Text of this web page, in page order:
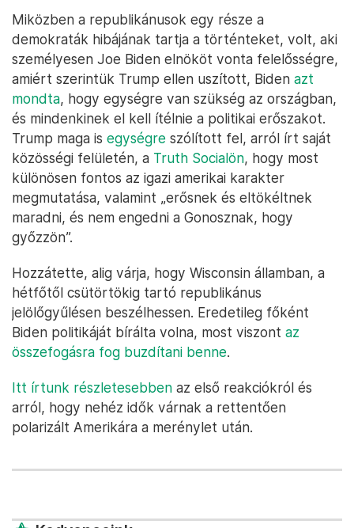
Trump és Biden is egységre szólított
fel
Mike Johnson, a képviselőház republikánus elnöke
azt mondta, alapos vizsgálat fogja követni az
esetet, fel kell deríteni, hogy engedhetett egy
fegyverest a Secret Service egy fontos elnökjelölt
közelébe. Július 22-re márbe is idéztékKimberly
Cheatle-t, a Secret Service-t 2022 szeptembere
óta vezető tisztviselőt.
Miközben a republikánusok egy része a
demokraták hibájának tartja a történteket, volt, aki
személyesen Joe Biden elnököt vonta felelősségre,
amiért szerintük Trump ellen uszított, Biden
mondta
, hogy egységre van szükség az országban,
és mindenkinek el kell ítélnie a politikai erőszakot.
Trump maga isegységreszólított fel, arról írt saját
közösségi felületén, a Truth Socialön, hogy most
különösen fontos az igazi amerikai karakter
Hozzátette, alig várja, hogy Wisconsin államban, a